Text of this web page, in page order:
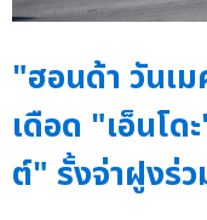
"ฮอนด้า วันเ
เดือด "เอ็นโด
ต์" รั้งจ่าฝูงร่ว